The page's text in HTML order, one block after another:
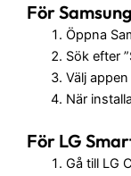
För
Öppna
Sök efter
Välj
När
För LG
Gå till LG